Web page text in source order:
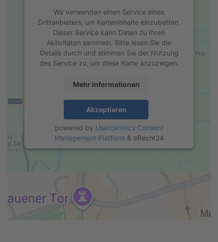
Wir verwenden einen Service eines
Drittanbieters, um Karteninhalte einzubetten.
Dieser Service kann Daten zu Ihren
Aktivitäten sammeln. Bitte lesen Sie die
Details durch und stimmen Sie der Nutzung
des Service zu, um diese Karte anzuzeigen.
Mehr Informationen
Akzeptieren
powered by Usercentrics Consent
Management Platform & eRecht24